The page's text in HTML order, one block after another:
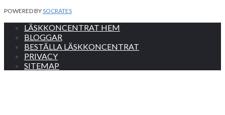
POWERED BYSOCRATES
LÄSKKONCENTRAT HEM
BLOGGAR
BESTÄLLA LÄSKKONCENTRAT
PRIVACY
SITEMAP